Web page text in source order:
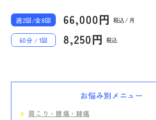
週2回/全8回 66,000円 税込 / 月
60分 / 1回 8,250円 税込
お悩み別メニュー
肩こり・腰痛・膝痛